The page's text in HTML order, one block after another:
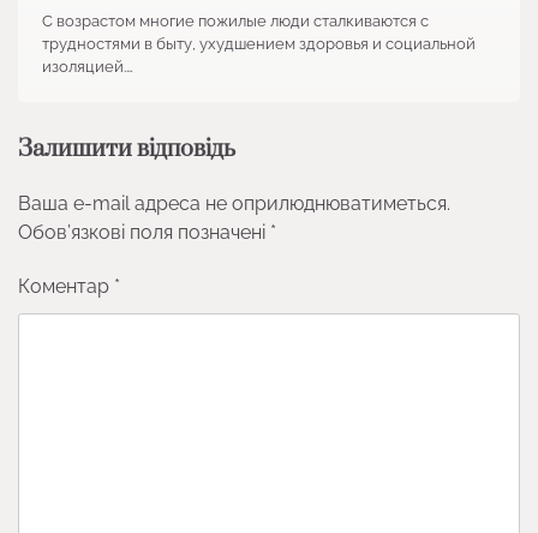
С возрастом многие пожилые люди сталкиваются с
трудностями в быту, ухудшением здоровья и социальной
изоляцией.…
Залишити відповідь
Ваша e-mail адреса не оприлюднюватиметься.
Обов’язкові поля позначені *
Коментар *